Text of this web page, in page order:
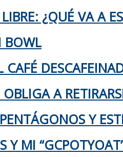
¿QUÉ VA A
BOWL
A
Y
Y MI